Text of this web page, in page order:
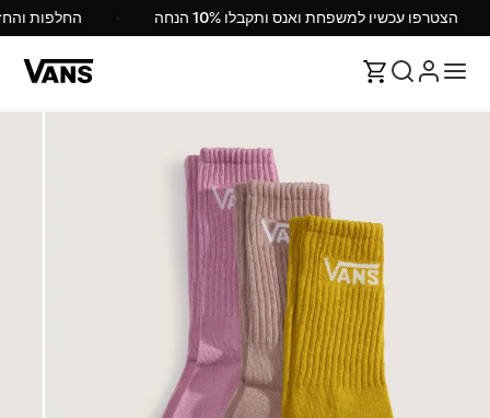
הצטרפו עכשיו למשפחת ואנס ותקבלו 10% הנחה החלפות